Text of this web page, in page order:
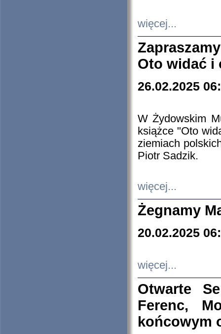
więcej...
Oto widać i
26.02.2025
W Żydowskim
książce "Oto
ziemiach
Piotr Sadzik.
więcej...
Żegnamy
20.02.2025
więcej...
Otwarte
Ferenc,
końcowym